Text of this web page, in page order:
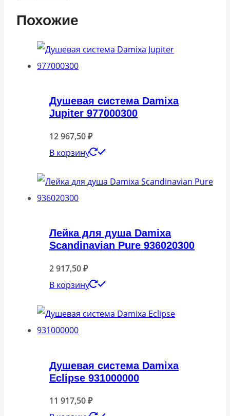
Похожие
Душевая система Damixa
Jupiter 977000300
12 967,50₽
В корзину
Лейка для душа Damixa
Scandinavian Pure 936020300
2 917,50₽
В корзину
Душевая система Damixa
Eclipse 931000000
11 917,50₽